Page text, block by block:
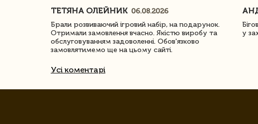
ТЕТЯНА ОЛЕЙНИК 06.08.2026
Брали розвиваючий ігровий набір, на подарунок.
Отримали замовлення вчасно. Якістю виробу та
обслуговуванням задоволенні. Обов'язково
замовлятимемо ще на цьому сайті.
у
Усі коментарі